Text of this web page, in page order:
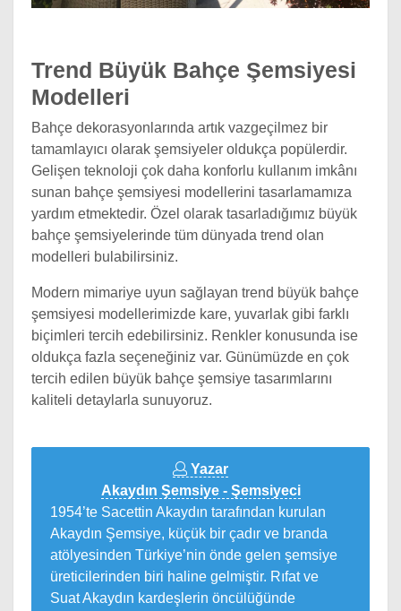
Trend Büyük Bahçe Şemsiyesi
Modelleri
Bahçe dekorasyonlarında artık vazgeçilmez bir
tamamlayıcı olarak şemsiyeler oldukça popülerdir.
Gelişen teknoloji çok daha konforlu kullanım imkânı
sunan bahçe şemsiyesi modellerini tasarlamamıza
yardım etmektedir. Özel olarak tasarladığımız büyük
bahçe şemsiyelerinde tüm dünyada trend olan
modelleri bulabilirsiniz.
Modern mimariye uyun sağlayan trend büyük bahçe
şemsiyesi modellerimizde kare, yuvarlak gibi farklı
biçimleri tercih edebilirsiniz. Renkler konusunda ise
oldukça fazla seçeneğiniz var. Günümüzde en çok
tercih edilen büyük bahçe şemsiye tasarımlarını
kaliteli detaylarla sunuyoruz.
Yazar
Akaydın Şemsiye - Şemsiyeci
1954’te Sacettin Akaydın tarafından kurulan
Akaydın Şemsiye, küçük bir çadır ve branda
atölyesinden Türkiye’nin önde gelen şemsiye
üreticilerinden biri haline gelmiştir. Rıfat ve
Suat Akaydın kardeşlerin öncülüğünde